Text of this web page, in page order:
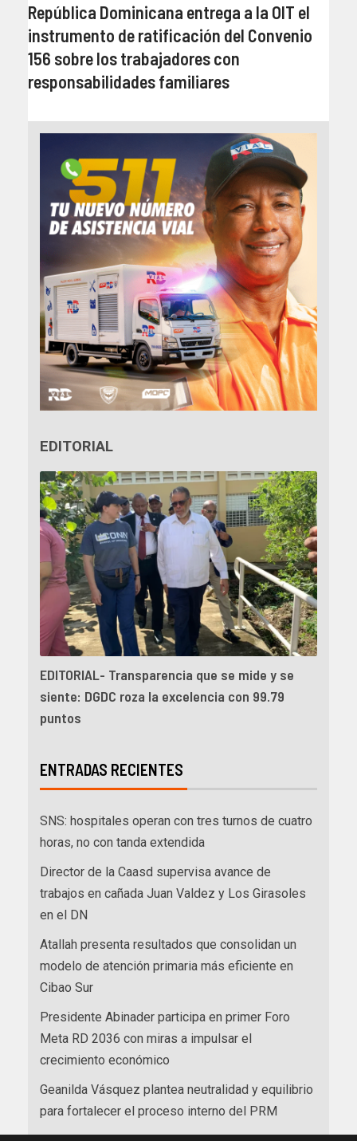
República Dominicana entrega a la OIT el
instrumento de ratificación del Convenio
156 sobre los trabajadores con
responsabilidades familiares
EDITORIAL
EDITORIAL- Transparencia que se mide y se
siente: DGDC roza la excelencia con 99.79
puntos
ENTRADAS RECIENTES
SNS: hospitales operan con tres turnos de cuatro
horas, no con tanda extendida
Director de la Caasd supervisa avance de
trabajos en cañada Juan Valdez y Los Girasoles
en el DN
Atallah presenta resultados que consolidan un
modelo de atención primaria más eficiente en
Cibao Sur
Presidente Abinader participa en primer Foro
Meta RD 2036 con miras a impulsar el
crecimiento económico
Geanilda Vásquez plantea neutralidad y equilibrio
para fortalecer el proceso interno del PRM